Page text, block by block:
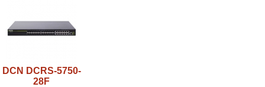
DCN DCRS-5750-
28F